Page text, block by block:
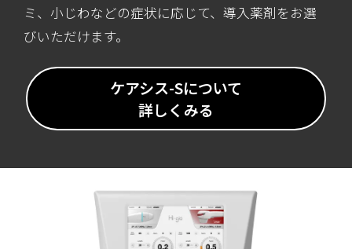
ミ、小じわなどの症状に応じて、導入薬剤をお選
びいただけます。
ケアシス-Sについて
詳しくみる